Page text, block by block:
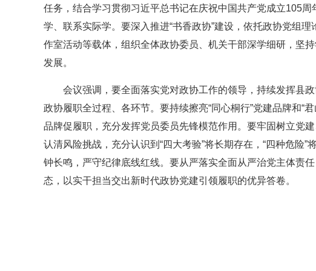
任务，结合学习贯彻习近平总书记在庆祝中国共产党成立105
学、联系实际学。要深入推进“书香政协”建设，依托政协党组
作室活动等载体，组织全体政协委员、机关干部深学细研，坚
发展。
会议强调，要全面落实党对政协工作的领导，持续发挥县
政协履职全过程、各环节。要持续擦亮“同心桐行”党建品牌和“
品牌促履职，充分发挥党员委员先锋模范作用。要牢固树立党
认清风险挑战，充分认识到“四大考验”将长期存在，“四种危险
钟长鸣，严守纪律底线红线。要从严落实全面从严治党主体责
态，以实干担当交出新时代政协党建引领履职的优异答卷。